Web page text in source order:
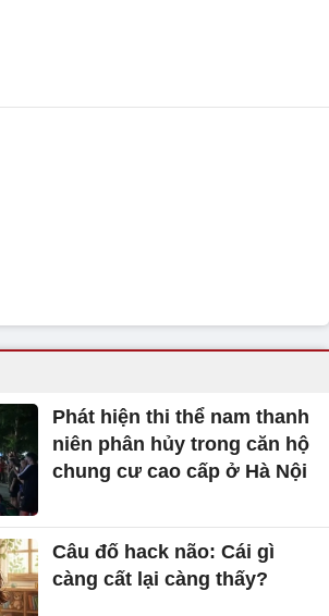
Phát hiện thi thể nam thanh
niên phân hủy trong căn hộ
chung cư cao cấp ở Hà Nội
Câu đố hack não: Cái gì
càng cất lại càng thấy?